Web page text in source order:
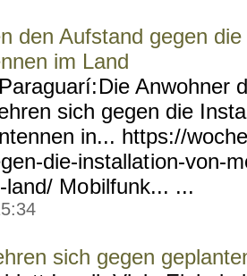
den Aufstand gegen
im Land
Die Anwohner
sich gegen die
in... https://
die-installation-von-
land/ Mobilfunk... ...
sich gegen